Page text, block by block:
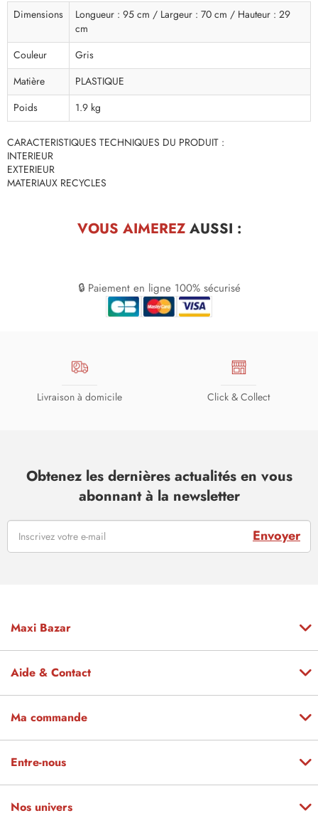
Dimensions
Longueur : 95 cm / Largeur : 70 cm / Hauteur : 29
cm
Couleur
Gris
Matière
PLASTIQUE
Poids
1.9 kg
CARACTERISTIQUES TECHNIQUES DU PRODUIT :
INTERIEUR
EXTERIEUR
MATERIAUX RECYCLES
VOUS AIMEREZAUSSI :
🔒 Paiement en ligne 100% sécurisé
Livraison à domicile Click & Collect
Obtenez les dernières actualités en vous
abonnant à la newsletter
Envoyer
Maxi Bazar
Aide & Contact
Ma commande
Entre-nous
Nos univers